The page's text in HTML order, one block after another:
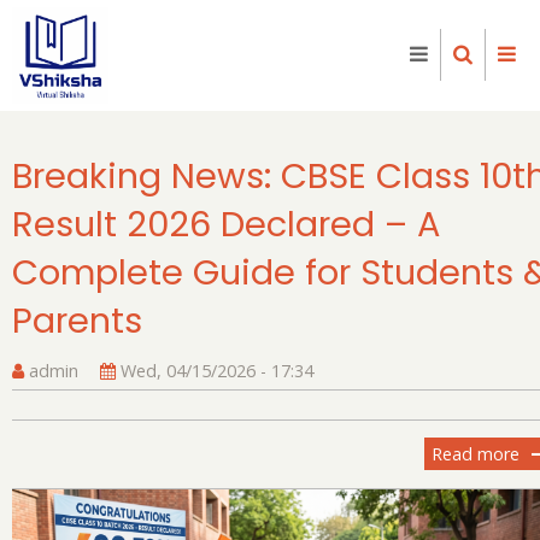
main
content
Breaking News: CBSE Class
Result 2026 Declared – A
Complete Guide for Students
Parents
admin Wed, 04/15/2026 - 17:34
Read more